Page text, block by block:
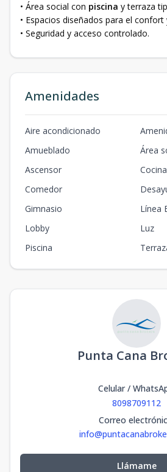
• Área social con piscina y terraza
• Espacios diseñados para el
• Seguridad y acceso controlado.
Amenidades
Aire acondicionado
Amueblado
Área
Ascensor
Cocina
Comedor
Gimnasio
Línea
Lobby
Luz
Piscina
Punta Cana
Celular /
8098709112
Correo
Llámame